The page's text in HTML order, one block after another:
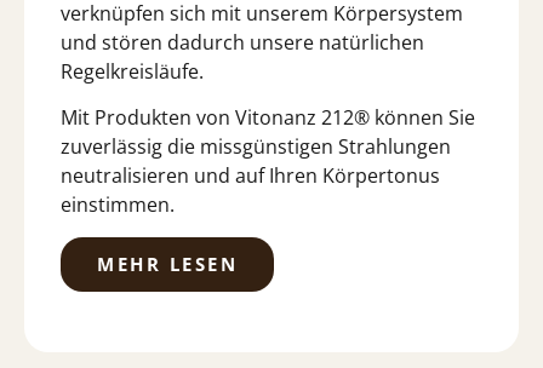
verknüpfen sich mit unserem Körpersystem
und stören dadurch unsere natürlichen
Regelkreisläufe.
Mit Produkten von Vitonanz 212® können Sie
zuverlässig die missgünstigen Strahlungen
neutralisieren und auf Ihren Körpertonus
einstimmen.
MEHR LESEN